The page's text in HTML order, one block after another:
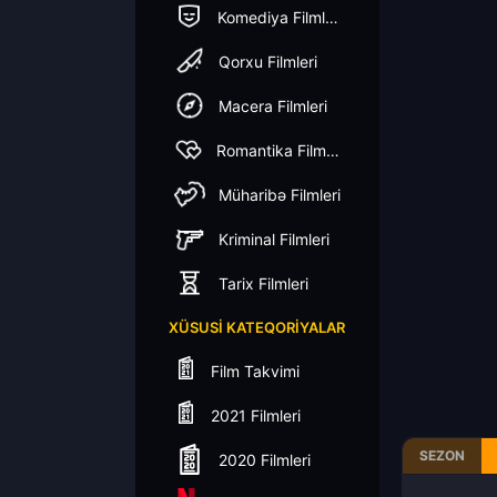
Komediya Filmleri
Qorxu Filmleri
Macera Filmleri
Romantika Filmleri
Müharibə Filmleri
Kriminal Filmleri
Tarix Filmleri
XÜSUSI KATEQORIYALAR
Film Takvimi
2021 Filmleri
2020 Filmleri SEZON